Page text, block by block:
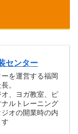
センター
を運営する福岡
。
、ヨガ教室、ピ
ルトレーニング
オの開業時の内